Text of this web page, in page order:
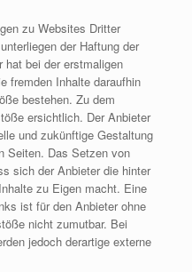
zu Websites Dritter
der Haftung der
hat bei der erstmaligen
fremden Inhalte daraufhin
bestehen. Zu dem
ersichtlich. Der Anbieter
und zukünftige Gestaltung
Seiten. Das Setzen von
sich der Anbieter die hinter
zu Eigen macht. Eine
ist für den Anbieter ohne
nicht zumutbar. Bei
jedoch derartige externe